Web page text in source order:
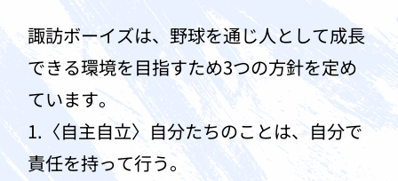
諏訪ボーイズは、野球を通じ人として成長
できる環境を目指すため3つの方針を定め
ています。
1.〈自主自立〉自分たちのことは、自分で
責任を持って行う。